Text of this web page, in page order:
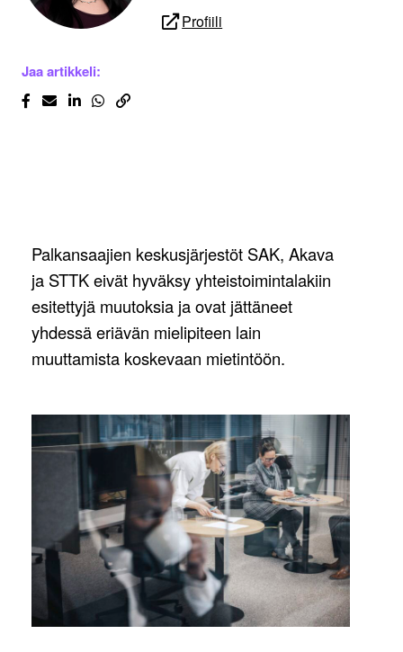
Profiili
Jaa artikkeli:
Palkansaajien keskusjärjestöt SAK, Akava
ja STTK eivät hyväksy yhteistoimintalakiin
esitettyjä muutoksia ja ovat jättäneet
yhdessä eriävän mielipiteen lain
muuttamista koskevaan mietintöön.